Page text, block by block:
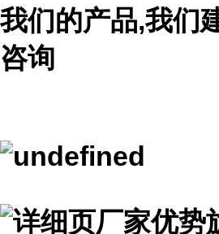
我们的产品,我们
咨询